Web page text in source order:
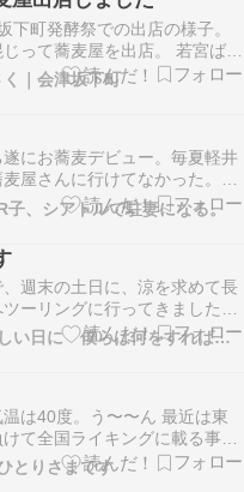
ます。…
下町発酵祭での出店の様子。
って蕎麦屋を出店。 若宮ばく
して参加。 冷... The post 発
店しました first appeared on 会
ば粉を生産・販売｜若宮ばく
｜会津坂下町
にお蕎麦デビュー。毎夏軽井
屋さんに行けてなかった。そ
クがなかなかできなくて。そ
り食べちゃった時に平気だった
思ったけど。先日家でチェッ
丈夫だった。家でそば茹でる
子、シアトルで駐妻になる。
週末の土日に、涼を求めて長
ーリングに行ってきました。
休憩 このころはまだ平和だっ
、、しかし、谷川岳を貫くトン
ウヒャー！物凄い豪雨
ッパを着ました。まあ、涼し
人生が空しい日に 僕らは何をすればいいの
は40度。う〜〜ん 最近は東
て全国ライキングに載る事は
も暑いです 意識しないと、家
意地でも1日一度は外に出るよ
とりさまです